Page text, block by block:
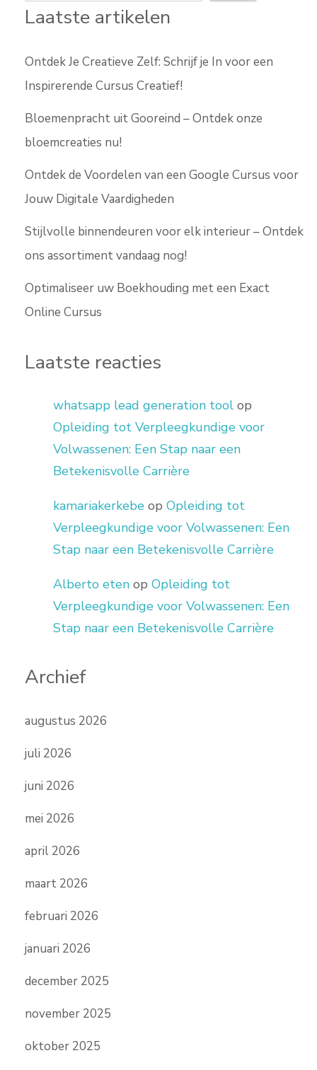
Laatste artikelen
Ontdek Je Creatieve Zelf: Schrijf je In voor een
Inspirerende Cursus Creatief!
Bloemenpracht uit Gooreind – Ontdek onze
bloemcreaties nu!
Ontdek de Voordelen van een Google Cursus voor
Jouw Digitale Vaardigheden
Stijlvolle binnendeuren voor elk interieur – Ontdek
ons assortiment vandaag nog!
Optimaliseer uw Boekhouding met een Exact
Online Cursus
Laatste reacties
whatsapp lead generation tool op
Opleiding tot Verpleegkundige voor
Volwassenen: Een Stap naar een
Betekenisvolle Carrière
kamariakerkebe op Opleiding tot
Verpleegkundige voor Volwassenen: Een
Stap naar een Betekenisvolle Carrière
Alberto eten op Opleiding tot
Verpleegkundige voor Volwassenen: Een
Stap naar een Betekenisvolle Carrière
Archief
augustus 2026
juli 2026
juni 2026
mei 2026
april 2026
maart 2026
februari 2026
januari 2026
december 2025
november 2025
oktober 2025